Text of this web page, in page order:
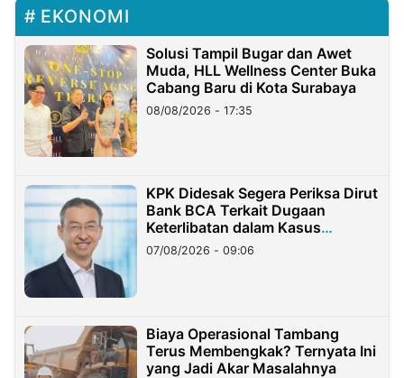
EKONOMI
Solusi Tampil Bugar dan Awet
Muda, HLL Wellness Center Buka
Cabang Baru di Kota Surabaya
08/08/2026 - 17:35
KPK Didesak Segera Periksa Dirut
Bank BCA Terkait Dugaan
Keterlibatan dalam Kasus
Hilangnya Dana Nasabah Rp2,58
Miliar
07/08/2026 - 09:06
Biaya Operasional Tambang
Terus Membengkak? Ternyata Ini
yang Jadi Akar Masalahnya